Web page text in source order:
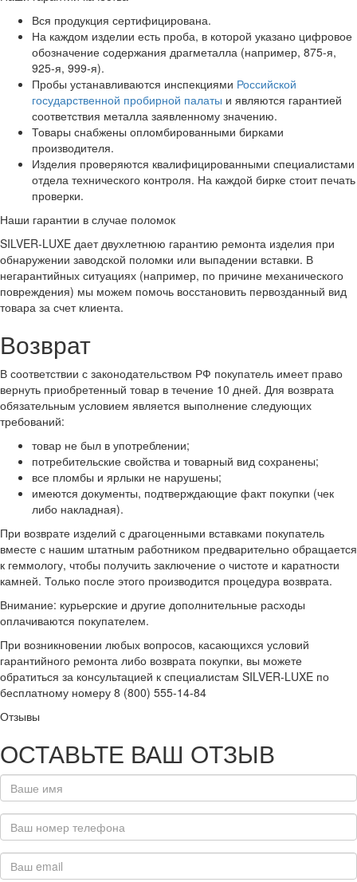
Вся продукция сертифицирована.
На каждом изделии есть проба, в которой указано цифровое
обозначение содержания драгметалла (например, 875-я,
925-я, 999-я).
Пробы устанавливаются инспекциями Российской
государственной пробирной палаты и являются гарантией
соответствия металла заявленному значению.
Товары снабжены опломбированными бирками
производителя.
Изделия проверяются квалифицированными специалистами
отдела технического контроля. На каждой бирке стоит печать
проверки.
Наши гарантии в случае поломок
SILVER-LUXE дает двухлетнюю гарантию ремонта изделия при
обнаружении заводской поломки или выпадении вставки. В
негарантийных ситуациях (например, по причине механического
повреждения) мы можем помочь восстановить первозданный вид
товара за счет клиента.
Возврат
В соответствии с законодательством РФ покупатель имеет право
вернуть приобретенный товар в течение 10 дней. Для возврата
обязательным условием является выполнение следующих
требований:
товар не был в употреблении;
потребительские свойства и товарный вид сохранены;
все пломбы и ярлыки не нарушены;
имеются документы, подтверждающие факт покупки (чек
либо накладная).
При возврате изделий с драгоценными вставками покупатель
вместе с нашим штатным работником предварительно обращается
к геммологу, чтобы получить заключение о чистоте и каратности
камней. Только после этого производится процедура возврата.
Внимание: курьерские и другие дополнительные расходы
оплачиваются покупателем.
При возникновении любых вопросов, касающихся условий
гарантийного ремонта либо возврата покупки, вы можете
обратиться за консультацией к специалистам SILVER-LUXE по
бесплатному номеру 8 (800) 555-14-84
Отзывы
ОСТАВЬТЕ ВАШ ОТЗЫВ